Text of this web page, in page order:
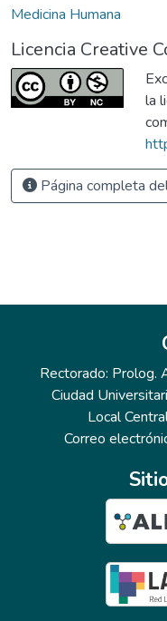
Medicina Humana
Licencia Creative
la
Página completa
Rectorado: Prolog.
Ciudad
Local
Correo